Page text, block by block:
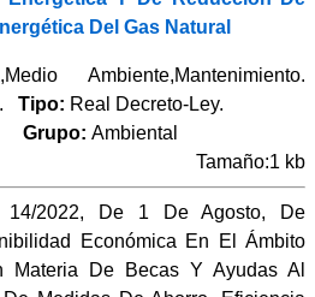
Del Gas Natural
Ambiente,Mantenimiento.
Tipo: Real Decreto-Ley.
Grupo: Ambiental
Tamaño:1 kb
14/2022, De 1 De Agosto, De
Económica En El Ámbito
Materia De Becas Y Ayudas Al